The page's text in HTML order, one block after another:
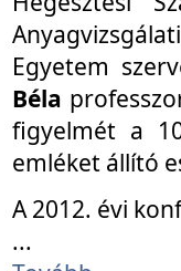
Egyetem
Béla
figyelmét a
emléket állító
A 2012. évi
...